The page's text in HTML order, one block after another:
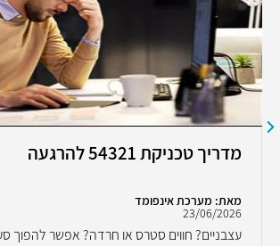
מדריך טכניקת 54321 להרגעה
מאת: מערכת אינפומד
23/06/2026
עצבניים? חווים סטרס או חרדה? אפשר להפוך